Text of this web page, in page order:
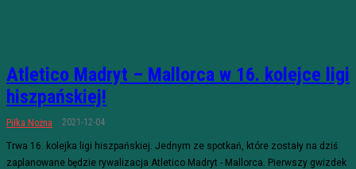
Atletico Madryt – Mallorca w 16. kolejce ligi
hiszpańskiej!
Piłka Nożna 2021-12-04
Trwa 16. kolejka ligi hiszpańskiej. Jednym ze spotkań, które zostały na dziś
zaplanowane będzie rywalizacja Atletico Madryt - Mallorca. Pierwszy gwizdek